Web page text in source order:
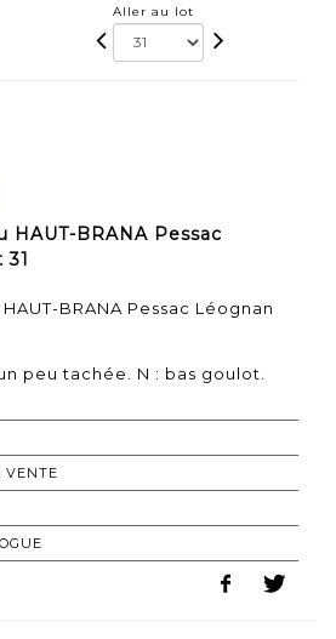
Aller au lot
HAUT-BRANA Pessac
BRANA Pessac Léognan
peu tachée. N : bas goulot.
VENTE